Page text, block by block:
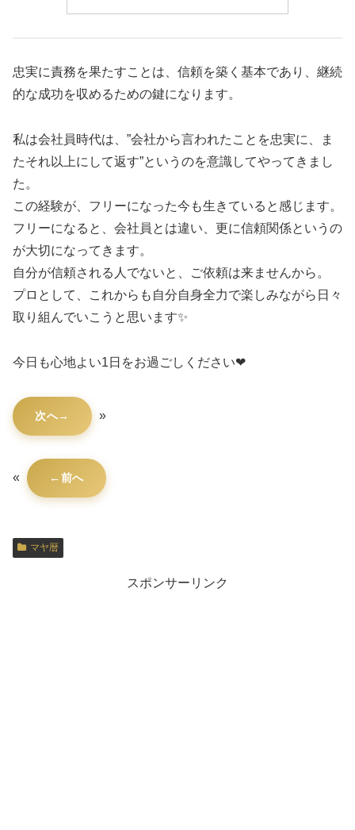
忠実に責務を果たすことは、信頼を築く基本であり、継続
的な成功を収めるための鍵になります。
私は会社員時代は、”会社から言われたことを忠実に、ま
たそれ以上にして返す”というのを意識してやってきまし
た。
この経験が、フリーになった今も生きていると感じます。
フリーになると、会社員とは違い、更に信頼関係というの
が大切になってきます。
自分が信頼される人でないと、ご依頼は来ませんから。
プロとして、これからも自分自身全力で楽しみながら日々
取り組んでいこうと思います✨
今日も心地よい1日をお過ごしください❤
次へ »
« 前へ
マヤ暦
スポンサーリンク